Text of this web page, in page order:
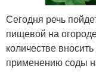
Сегодня речь
пищевой на
количестве
применению соды